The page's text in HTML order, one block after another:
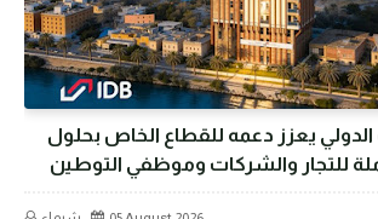
يعزز دعمه للقطاع الخاص بحلول
للتجار والشركات وموظفي التوطين